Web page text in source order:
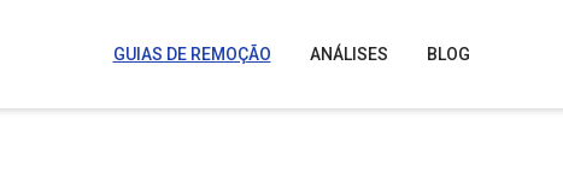
GUIAS DE REMOÇÃO ANÁLISES BLOG